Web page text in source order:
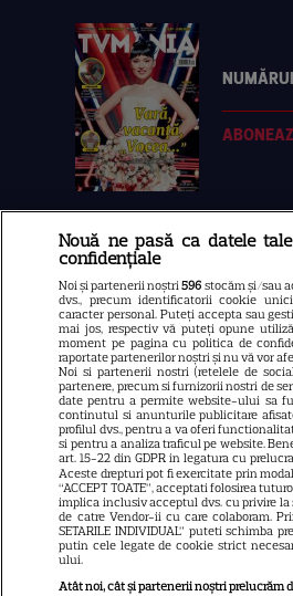
Libertatea
Libertatea
GSP
Știri
Avantaje
Elle
Unica
Retete
URMĂREȘTE-
Nouă ne pasă ca datele
confidențiale
Noi și partenerii noștri596 stocăm și/sau
dvs., precum identificatorii cookie
caracter personal. Puteți accepta sau
mai jos, respectiv vă puteți opune
moment pe pagina cu politica de
raportate partenerilor noștri și nu vă vor
Noi si partenerii nostri (retelele de
partenere, precum si furnizorii nostri de
date pentru a permite website-ului sa
continutul si anunturile publicitare
profilul dvs., pentru a va oferi
si pentru a analiza traficul pe website.
art. 15-22 din GDPR in legatura cu
Aceste drepturi pot fi exercitate prin
“ACCEPT TOATE”, acceptati folosirea
implica inclusiv acceptul dvs. cu privire
de catre Vendor-ii cu care colaboram.
SETARILE INDIVIDUAL” puteti schimba
putin cele legate de cookie strict
ului.
Atât noi, cât și partenerii noștri prelucrăm